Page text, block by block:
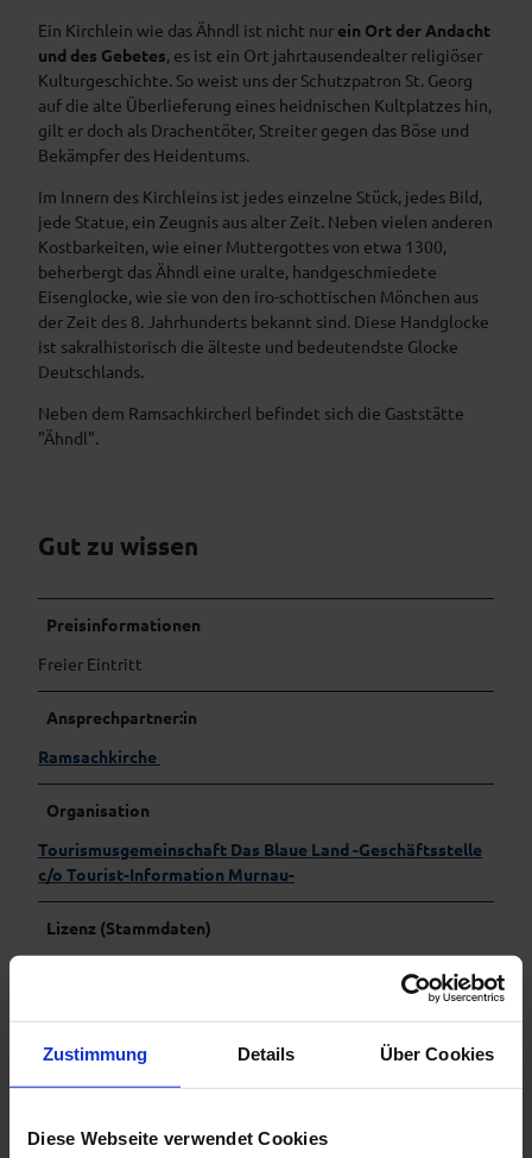
Zustimmung Details Über Cookies
Diese Webseite verwendet Cookies
Ein Kirchlein wie das Ähndl ist nicht nur ein Ort der Andacht
und des Gebetes, es ist ein Ort jahrtausendealter religiöser
Kulturgeschichte. So weist uns der Schutzpatron St. Georg
auf die alte Überlieferung eines heidnischen Kultplatzes hin,
gilt er doch als Drachentöter, Streiter gegen das Böse und
Bekämpfer des Heidentums.
Im Innern des Kirchleins ist jedes einzelne Stück, jedes Bild,
jede Statue, ein Zeugnis aus alter Zeit. Neben vielen anderen
Kostbarkeiten, wie einer Muttergottes von etwa 1300,
beherbergt das Ähndl eine uralte, handgeschmiedete
Eisenglocke, wie sie von den iro-schottischen Mönchen aus
der Zeit des 8. Jahrhunderts bekannt sind. Diese Handglocke
ist sakralhistorisch die älteste und bedeutendste Glocke
Deutschlands.
Neben dem Ramsachkircherl befindet sich die Gaststätte
"Ähndl".
Gut zu wissen
Preisinformationen
Freier Eintritt
Ansprechpartner:in
Ramsachkirche
Organisation
Tourismusgemeinschaft Das Blaue Land -Geschäftsstelle
c/o Tourist-Information Murnau-
Lizenz (Stammdaten)